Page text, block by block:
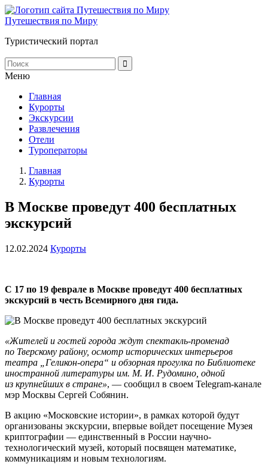
Путешествия по Миру
Туристический портал
Меню
Главная
Курорты
Экскурсии
Развлечения
Отели
Туроператоры
Главная
Курорты
В Москве проведут 400 бесплатных
экскурсий
12.02.2024 Курорты
С 17 по 19 феврале в Москве проведут 400 бесплатных
экскурсий в честь Всемирного дня гида.
«Жителей и гостей города ждут спектакль-променад
по Тверскому району, осмотр исторических интерьеров
театра „Геликон-опера“ и обзорная прогулка по Библиотеке
иностранной литературы им. М. И. Рудомино, одной
из крупнейших в стране», — сообщил в своем Telegram-канале
мэр Москвы Сергей Собянин.
В акцию «Московские истории», в рамках которой будут
организованы экскурсии, впервые войдет посещение Музея
криптографии — единственный в России научно-
технологический музей, который посвящен математике,
коммуникациям и новым технологиям.